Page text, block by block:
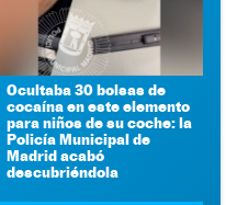
Ocultaba 30 bolsas de
cocaína en este elemento
para niños de su coche: la
Policía Municipal de
Madrid acabó
descubriéndola